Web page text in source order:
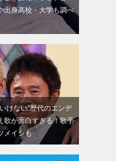
出身高校・大学も調べ
けない”歴代のエンデ
歌が面白すぎる！歌手
メイシも